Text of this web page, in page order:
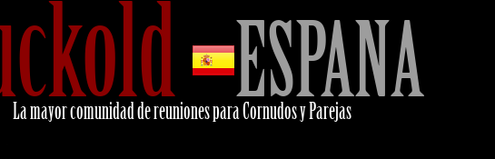
ESPANA
La mayor comunidad de reuniones para Cornudos y Parejas